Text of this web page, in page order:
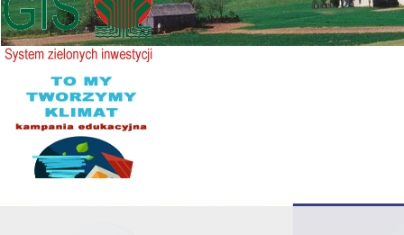
W WOJEWÓDZTWIE
WSPIERAMY
......
czytaj więcej...